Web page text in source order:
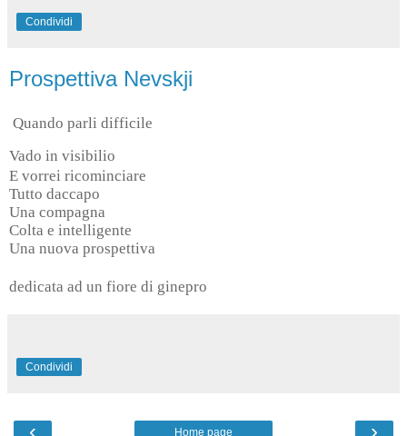
Condividi
Prospettiva Nevskji
Quando parli difficile
Vado in visibilio
E vorrei ricominciare
Tutto daccapo
Una compagna
Colta e intelligente
Una nuova prospettiva
dedicata ad un fiore di ginepro
Condividi
Home page